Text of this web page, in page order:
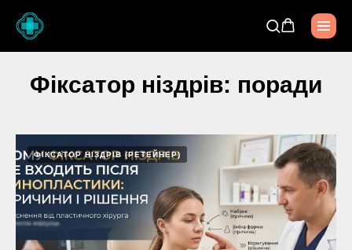
Фіксатор ніздрів: поради
ФІКСАТОР НІЗДРІВ (РЕТЕЙНЕР)